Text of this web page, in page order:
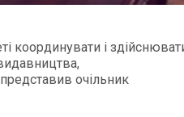
координувати і
очільник